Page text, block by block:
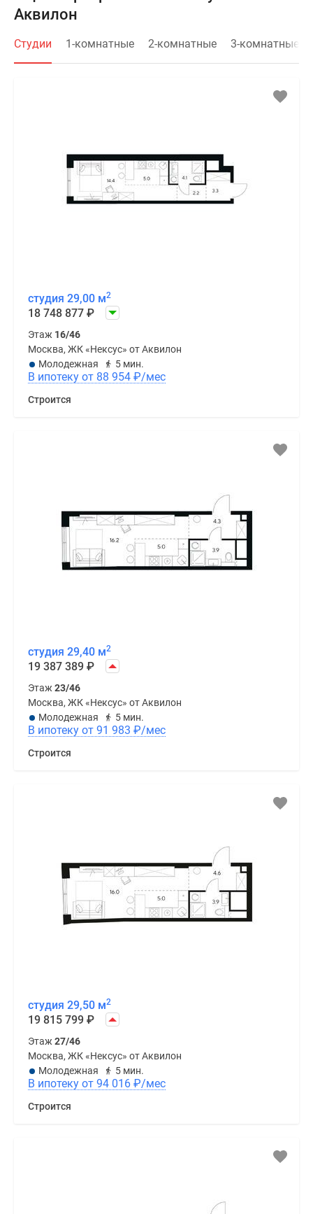
Аквилон
Студии 1-комнатные 2-комнатные 3-комнатные
студия 29,00 м2
18 748 877 ₽
Этаж 16/46
Москва, ЖК «Нексус» от Аквилон
Молодежная
5 мин.
В ипотеку от 88 954 ₽/мес
Строится
студия 29,40 м2
19 387 389 ₽
Этаж23/46
Москва, ЖК «Нексус» от Аквилон
Молодежная
5 мин.
В ипотеку от 91 983 ₽/мес
Строится
студия 29,50 м2
19 815 799 ₽
Этаж27/46
Москва, ЖК «Нексус» от Аквилон
Молодежная
5 мин.
В ипотеку от 94 016 ₽/мес
Строится